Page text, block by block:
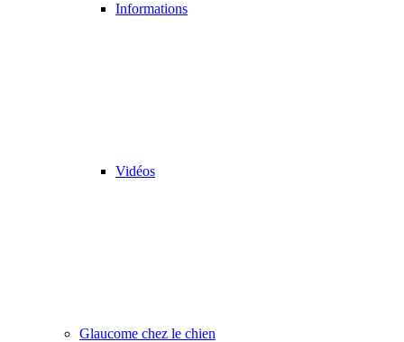
Informations
Vidéos
Glaucome chez le chien